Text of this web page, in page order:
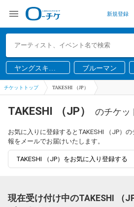
新規登録
ヤングスキニ
ー
ブルーマン
チケットトップ TAKESHI （JP）
TAKESHI （JP） のチケッ
お気に入りに登録するとTAKESHI （JP）
報をメールでお届けいたします。
TAKESHI （JP）をお気に入り登録する
現在受け付け中のTAKESHI （